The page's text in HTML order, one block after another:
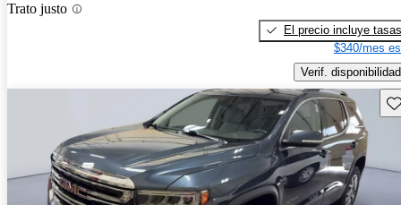
Trato justo
El precio incluye tasas
$340/mes
Verif. disponibilidad